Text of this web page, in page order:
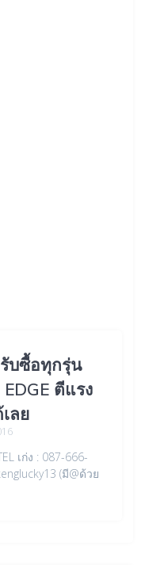
รับซื้อทุกรุ่น
ตีแรง
ลย
เก่ง : 087-666-
(มี@ด้วย